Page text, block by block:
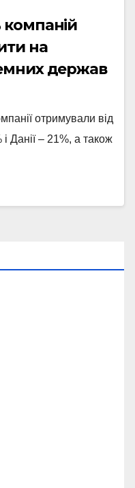
компаній
на
держав
отримували від
Данії – 21%, а також